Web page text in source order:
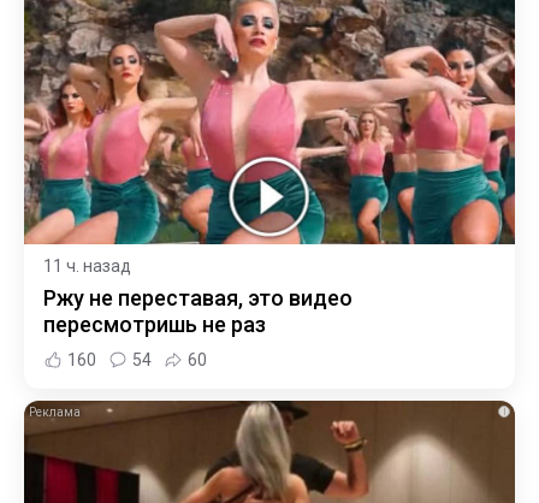
11 ч. назад
Ржу не переставая, это видео
пересмотришь не раз
160 54 60
i